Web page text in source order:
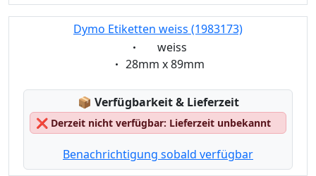
Dymo Etiketten weiss (1983173)
Eigenschaft:
weiss
Eigenschaft:
28mm x 89mm
📦 Lagerstatus:
Verfügbarkeit & Lieferzeit
❌ Derzeit nicht verfügbar: Lieferzeit unbekannt
Benachrichtigung sobald verfügbar